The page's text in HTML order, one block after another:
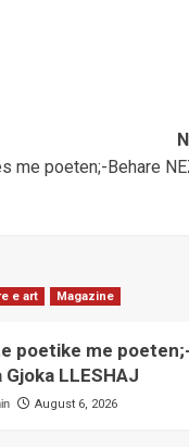
me poeten;-Behare
e art Magazine
poetike me
Gjoka LLESHAJ
August 6, 2026